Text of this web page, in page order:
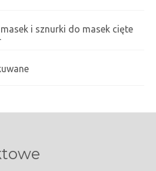
i sznurki do masek cięte